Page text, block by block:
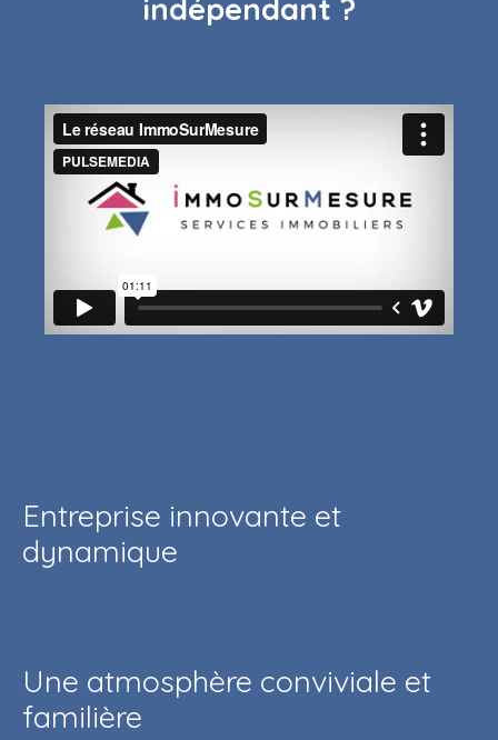
indépendant ?
Entreprise innovante et
dynamique
Une atmosphère conviviale et
familière